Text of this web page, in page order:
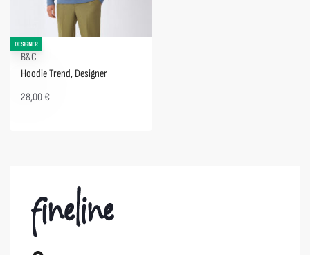
DESIGNER
B&C
Hoodie Trend, Designer
28,00 €